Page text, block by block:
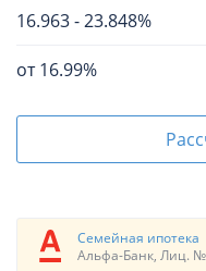
16.963-23.848%
от 16.99%
Семейная ипотека
Альфа-Банк, Лиц.